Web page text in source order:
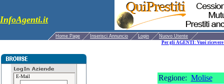
InfoAgenti.it
Home Page Inserisci Annuncio Login
Nuovo Utente
Per gli AGENTI: Vuoi
E-Mail Regione: Molise